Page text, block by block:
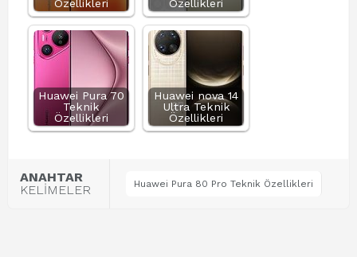
Özellikleri
Özellikleri
Huawei Pura 70
Teknik
Özellikleri
Huawei nova 14
Ultra Teknik
Özellikleri
ANAHTAR
KELİMELER
Huawei Pura 80 Pro Teknik Özellikleri